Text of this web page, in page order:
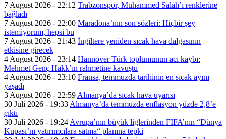
7 August 2026 - 22:12 Trabzonspor, Muhammed Salah’ı renklerine
bağladı
7 August 2026 - 22:00 Maradona’nın son sözleri: Hiçbir şey
istemiyorum, hepsi bu
7 August 2026 - 21:43 İngiltere yeniden sıcak hava dalgasının
etkisine girecek
4 August 2026 - 23:14 Hannover Türk toplumunun acı kaybı:
Mehmet Genç Hakk’ın rahmetine kavuştu
4 August 2026 - 23:10 Fransa, temmuzda tarihinin en sıcak ayını
yaşadı
3 August 2026 - 22:59 Almanya’da sıcak hava uyarısı
30 Juli 2026 - 19:33 Almanya’da temmuzda enflasyon yüzde 2,8’e
çıktı
30 Juli 2026 - 19:24 Avrupa’nın büyük liglerinden FIFA’nın “Dünya
Kupası’nı yatırımcılara satma“ planına tepki